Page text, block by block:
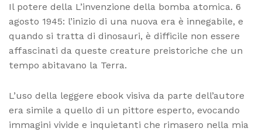
Il potere della L’invenzione della bomba atomica. 6
agosto 1945: l’inizio di una nuova era è innegabile, e
quando si tratta di dinosauri, è difficile non essere
affascinati da queste creature preistoriche che un
tempo abitavano la Terra.
L’uso della leggere ebook visiva da parte dell’autore
era simile a quello di un pittore esperto, evocando
immagini vivide e inquietanti che rimasero nella mia